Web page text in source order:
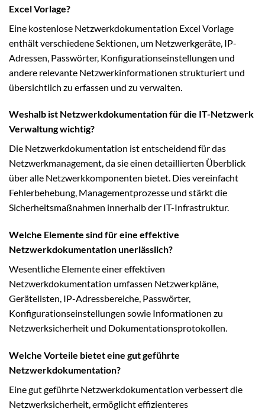
Excel Vorlage?
Eine kostenlose Netzwerkdokumentation Excel Vorlage
enthält verschiedene Sektionen, um Netzwerkgeräte, IP-
Adressen, Passwörter, Konfigurationseinstellungen und
andere relevante Netzwerkinformationen strukturiert und
übersichtlich zu erfassen und zu verwalten.
Weshalb ist Netzwerkdokumentation für die IT-Netzwerk
Verwaltung wichtig?
Die Netzwerkdokumentation ist entscheidend für das
Netzwerkmanagement, da sie einen detaillierten Überblick
über alle Netzwerkkomponenten bietet. Dies vereinfacht
Fehlerbehebung, Managementprozesse und stärkt die
Sicherheitsmaßnahmen innerhalb der IT-Infrastruktur.
Welche Elemente sind für eine effektive
Netzwerkdokumentation unerlässlich?
Wesentliche Elemente einer effektiven
Netzwerkdokumentation umfassen Netzwerkpläne,
Gerätelisten, IP-Adressbereiche, Passwörter,
Konfigurationseinstellungen sowie Informationen zu
Netzwerksicherheit und Dokumentationsprotokollen.
Welche Vorteile bietet eine gut geführte
Netzwerkdokumentation?
Eine gut geführte Netzwerkdokumentation verbessert die
Netzwerksicherheit, ermöglicht effizienteres